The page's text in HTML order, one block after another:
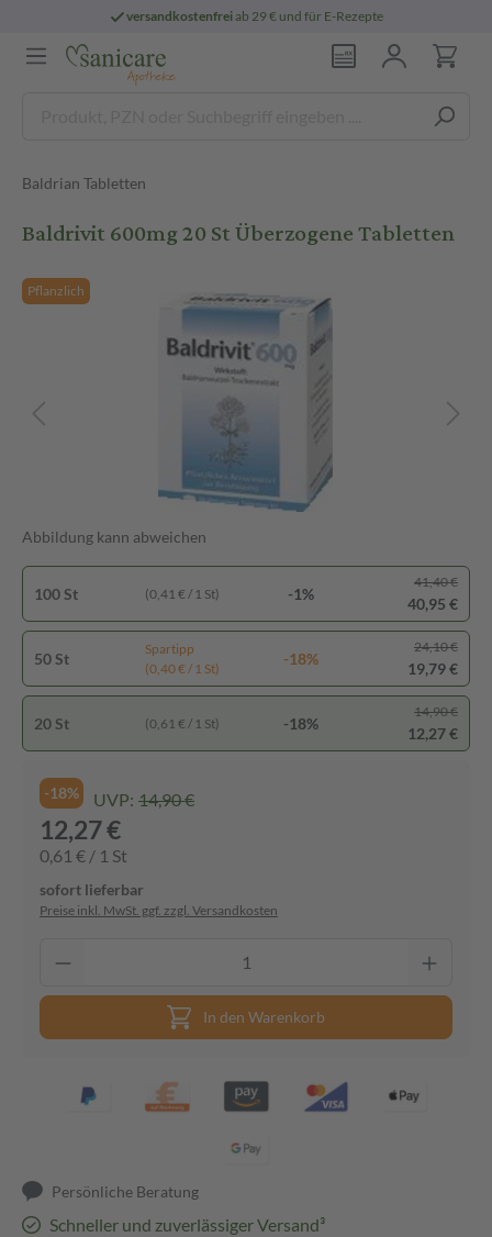
versandkostenfreiab 29 € und für E-Rezepte
Baldrian Tabletten
Baldrivit 600mg 20 St Überzogene Tabletten
Pflanzlich
Abbildung kann abweichen
100 St (0,41 € / 1 St) -1%
41,40 €
40,95 €
50 St
Spartipp
(0,40 € / 1 St)
-18%
24,10 €
19,79 €
20 St (0,61 € / 1 St) -18%
14,90 €
12,27 €
-18% UVP: 14,90 €
12,27 €
0,61 € / 1 St
sofort lieferbar
Preise inkl. MwSt. ggf. zzgl. Versandkosten
In den Warenkorb
Persönliche Beratung
Schneller und zuverlässiger Versand³